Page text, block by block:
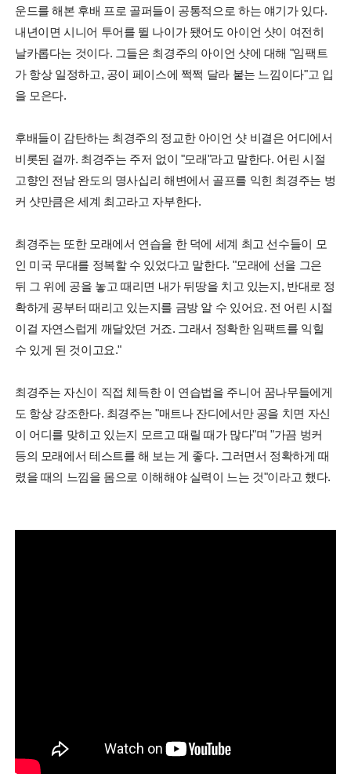
운드를 해본 후배 프로 골퍼들이 공통적으로 하는 얘기가 있다.
내년이면 시니어 투어를 뛸 나이가 됐어도 아이언 샷이 여전히
날카롭다는 것이다. 그들은 최경주의 아이언 샷에 대해 "임팩트
가 항상 일정하고, 공이 페이스에 쩍쩍 달라 붙는 느낌이다"고 입
을 모은다.
후배들이 감탄하는 최경주의 정교한 아이언 샷 비결은 어디에서
비롯된 걸까. 최경주는 주저 없이 "모래"라고 말한다. 어린 시절
고향인 전남 완도의 명사십리 해변에서 골프를 익힌 최경주는 벙
커 샷만큼은 세계 최고라고 자부한다.
최경주는 또한 모래에서 연습을 한 덕에 세계 최고 선수들이 모
인 미국 무대를 정복할 수 있었다고 말한다. "모래에 선을 그은
뒤 그 위에 공을 놓고 때리면 내가 뒤땅을 치고 있는지, 반대로 정
확하게 공부터 때리고 있는지를 금방 알 수 있어요. 전 어린 시절
이걸 자연스럽게 깨달았던 거죠. 그래서 정확한 임팩트를 익힐
수 있게 된 것이고요."
최경주는 자신이 직접 체득한 이 연습법을 주니어 꿈나무들에게
도 항상 강조한다. 최경주는 "매트나 잔디에서만 공을 치면 자신
이 어디를 맞히고 있는지 모르고 때릴 때가 많다"며 "가끔 벙커
등의 모래에서 테스트를 해 보는 게 좋다. 그러면서 정확하게 때
렸을 때의 느낌을 몸으로 이해해야 실력이 느는 것"이라고 했다.